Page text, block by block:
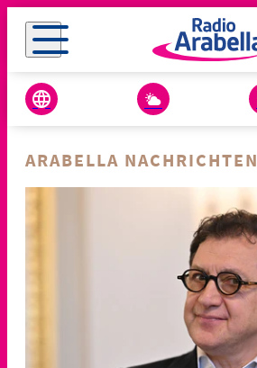
ARABELLA NACHRICHTEN